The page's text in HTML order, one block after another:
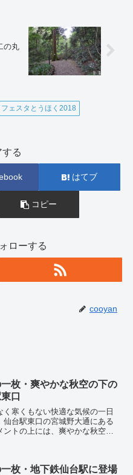
の丸
ェスタとうほく2018
する
はてブ
コピー
ローする
cooyan
枚・爽やかな秋空の下の
口
く寒くもない快適な気候の一日
仙台駅東口の宮城野大通にある
ントの上には、爽やかな秋空が
枚・地下鉄仙台駅に登場